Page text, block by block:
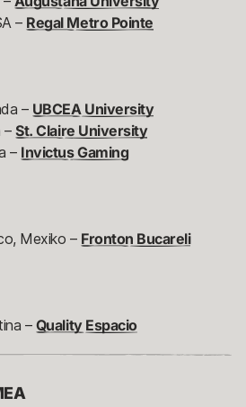
– Regal Metro Pointe
– UBCEA University
–St. Claire University
– Invictus Gaming
Mexiko – Fronton Bucareli
– Quality Espacio